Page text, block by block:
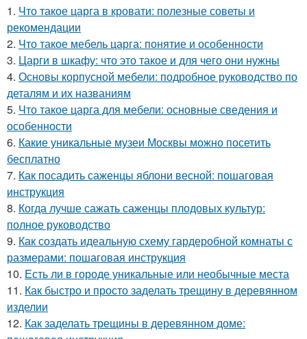
1. Что такое царга в кровати: полезные советы и
рекомендации
2. Что такое мебель царга: понятие и особенности
3. Царги в шкафу: что это такое и для чего они нужны
4. Основы корпусной мебели: подробное руководство по
деталям и их названиям
5. Что такое царга для мебели: основные сведения и
особенности
6. Какие уникальные музеи Москвы можно посетить
бесплатно
7. Как посадить саженцы яблони весной: пошаговая
инструкция
8. Когда лучше сажать саженцы плодовых культур:
полное руководство
9. Как создать идеальную схему гардеробной комнаты с
размерами: пошаговая инструкция
10. Есть ли в городе уникальные или необычные места
11. Как быстро и просто заделать трещину в деревянном
изделии
12. Как заделать трещины в деревянном доме: